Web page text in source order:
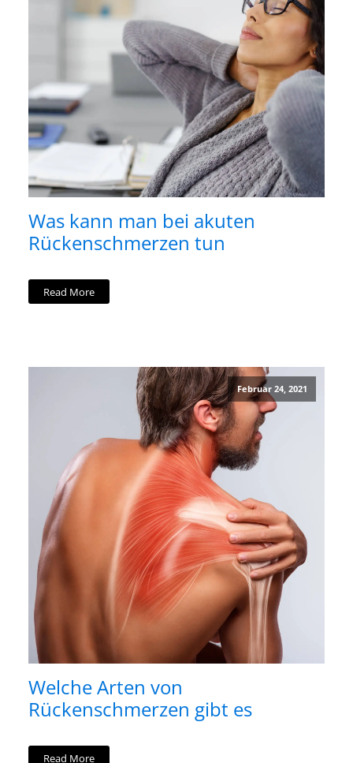
Was kann man bei akuten
Rückenschmerzen tun
Read More
Februar 24, 2021
Welche Arten von
Rückenschmerzen gibt es
Read More